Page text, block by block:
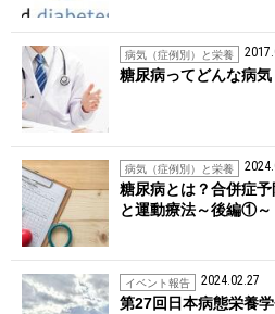
病気（症例別）と栄養
糖尿病ってどんな病気
病気（症例別）と栄養
糖尿病とは？合併症
と運動療法～後編①～
イベント報告 2024.02.27
第27回日本病態栄養